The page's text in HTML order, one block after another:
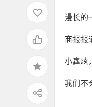
漫长的
商报报
小鑫炫
我们不